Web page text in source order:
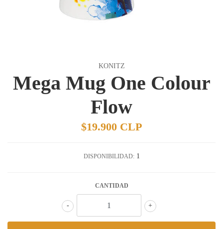
KONITZ
Mega Mug One Colour
Flow
$19.900 CLP
DISPONIBILIDAD: 1
CANTIDAD
+
-